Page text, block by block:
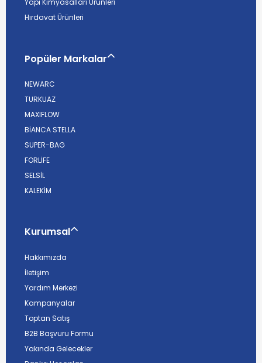
Yapı Kimyasalları Ürünleri
Hırdavat Ürünleri
Popüler Markalar
NEWARC
TURKUAZ
MAXIFLOW
BİANCA STELLA
SUPER-BAG
FORLİFE
SELSİL
KALEKİM
Kurumsal
Hakkımızda
İletişim
Yardım Merkezi
Kampanyalar
Toptan Satış
B2B Başvuru Formu
Yakında Gelecekler